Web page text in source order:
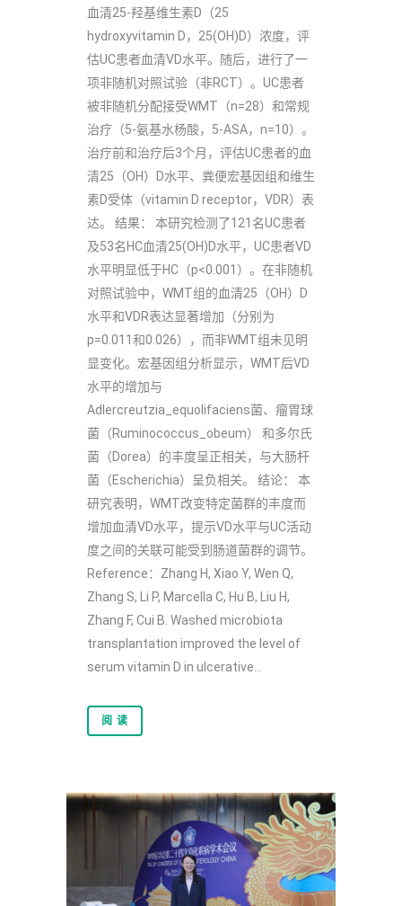
血清25-羟基维生素D（25
hydroxyvitamin D，25(OH)D）浓度，评
估UC患者血清VD水平。随后，进行了一
项非随机对照试验（非RCT）。UC患者
被非随机分配接受WMT（n=28）和常规
治疗（5-氨基水杨酸，5-ASA，n=10）。
治疗前和治疗后3个月，评估UC患者的血
清25（OH）D水平、粪便宏基因组和维生
素D受体（vitamin D receptor，VDR）表
达。 结果： 本研究检测了121名UC患者
及53名HC血清25(OH)D水平，UC患者VD
水平明显低于HC（p<0.001）。在非随机
对照试验中，WMT组的血清25（OH）D
水平和VDR表达显著增加（分别为
p=0.011和0.026），而非WMT组未见明
显变化。宏基因组分析显示，WMT后VD
水平的增加与
Adlercreutzia_equolifaciens菌、瘤胃球
菌（Ruminococcus_obeum） 和多尔氏
菌（Dorea）的丰度呈正相关，与大肠杆
菌（Escherichia）呈负相关。 结论： 本
研究表明，WMT改变特定菌群的丰度而
增加血清VD水平，提示VD水平与UC活动
度之间的关联可能受到肠道菌群的调节。
Reference：Zhang H, Xiao Y, Wen Q,
Zhang S, Li P, Marcella C, Hu B, Liu H,
Zhang F, Cui B. Washed microbiota
transplantation improved the level of
serum vitamin D in ulcerative...
阅 读